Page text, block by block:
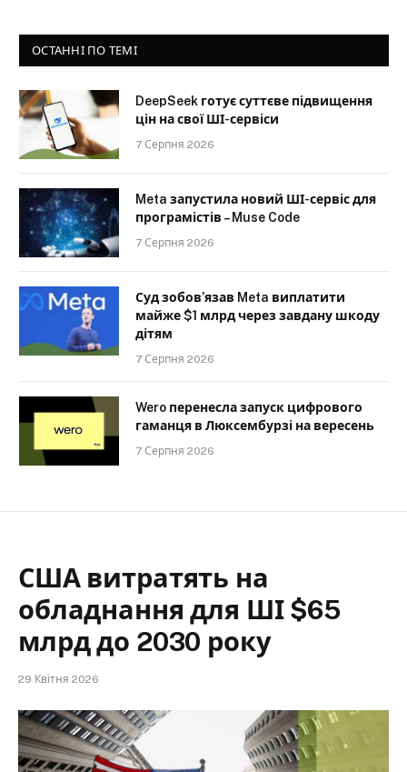
ОСТАННІ ПО ТЕМІ
DeepSeek готує суттєве підвищення
цін на свої ШІ-сервіси
7 Серпня 2026
Meta запустила новий ШІ-сервіс для
програмістів – Muse Code
7 Серпня 2026
Суд зобов’язав Meta виплатити
майже $1 млрд через завдану шкоду
дітям
7 Серпня 2026
Wero перенесла запуск цифрового
гаманця в Люксембурзі на вересень
7 Серпня 2026
США витратять на
обладнання для ШІ $65
млрд до 2030 року
29 Квітня 2026